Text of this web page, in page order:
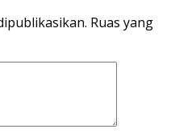
Ruas yang